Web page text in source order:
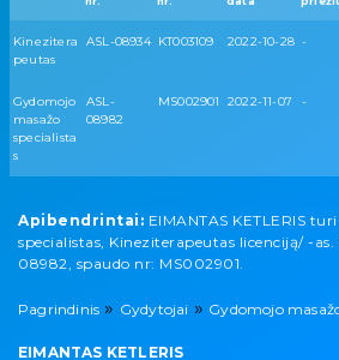
Kinezitera
peutas
ASL-08934 KT003109 2022-10-28 -
Gydomojo
masažo
specialista
s
ASL-
08982
MS002901 2022-11-07 -
Apibendrintai: EIMANTAS KETLERIS
specialistas, Kineziterapeutas licenciją/ -as.
08982, spaudo nr: MS002901.
Pagrindinis » Gydytojai » Gydomojo
EIMANTAS KETLERIS